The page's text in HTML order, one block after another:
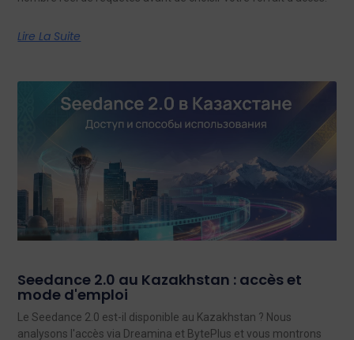
Lire La Suite
Seedance 2.0 au Kazakhstan : accès et
mode d'emploi
Le Seedance 2.0 est-il disponible au Kazakhstan ? Nous
analysons l'accès via Dreamina et BytePlus et vous montrons